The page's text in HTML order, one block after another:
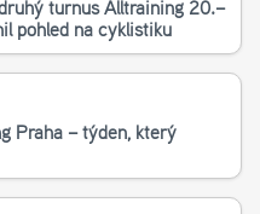
turnus Alltraining 20.–
pohled na cyklistiku
Praha – týden, který